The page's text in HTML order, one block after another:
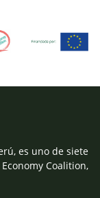
es uno de siete
Coalition,